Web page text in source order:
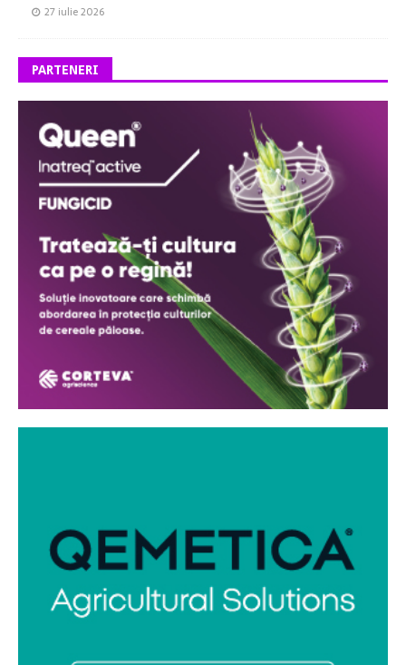
27 iulie 2026
PARTENERI